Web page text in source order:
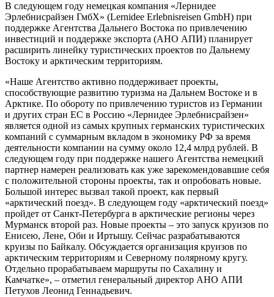
В следующем году немецкая компания «Лернидее
Эрлебнисрайзен ГмбХ» (Lernidee Еrlebnisreisen GmbН) при
поддержке Агентства Дальнего Востока по привлечению
инвестиций и поддержке экспорта (АНО АПИ) планирует
расширить линейку туристических проектов по Дальнему
Востоку и арктическим территориям.
«Наше Агентство активно поддерживает проекты,
способствующие развитию туризма на Дальнем Востоке и в
Арктике. По обороту по привлечению туристов из Германии
и других стран ЕС в Россию «Лернидее Эрлебнисрайзен»
является одной из самых крупных германских туристических
компаний c суммарным вкладом в экономику РФ за время
деятельности компании на сумму около 12,4 млрд рублей. В
следующем году при поддержке нашего Агентства немецкий
партнер намерен реализовать как уже зарекомендовавшие себя
с положительной стороны проекты, так и опробовать новые.
Большой интерес вызвал такой проект, как первый
«арктический поезд». В следующем году «арктический поезд»
пройдет от Санкт-Петербурга в арктические регионы через
Мурманск второй раз. Новые проекты – это запуск круизов по
Енисею, Лене, Оби и Иртышу. Сейчас разрабатываются
круизы по Байкалу. Обсуждается организация круизов по
арктическим территориям и Северному полярному кругу.
Отдельно прорабатываем маршруты по Сахалину и
Камчатке», – отметил генеральный директор АНО АПИ
Петухов Леонид Геннадьевич.